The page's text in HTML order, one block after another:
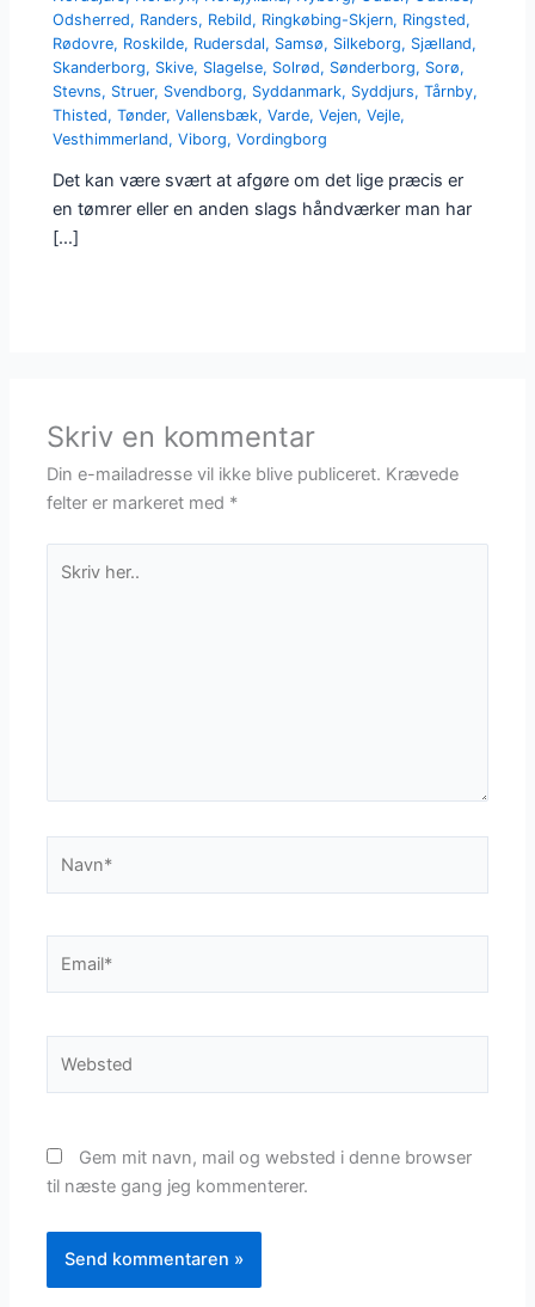
Odsherred, Randers, Rebild, Ringkøbing-Skjern, Ringsted,
Rødovre, Roskilde, Rudersdal, Samsø, Silkeborg, Sjælland,
Skanderborg, Skive, Slagelse, Solrød, Sønderborg, Sorø,
Stevns, Struer, Svendborg, Syddanmark, Syddjurs,Tårnby,
Thisted,Tønder,Vallensbæk,Varde,Vejen,Vejle,
Vesthimmerland,Viborg,Vordingborg
Det kan være svært at afgøre om det lige præcis er
en tømrer eller en anden slags håndværker man har
[…]
Skriv en kommentar
Din e-mailadresse vil ikke blive publiceret. Krævede
felter er markeret med *
her..
Gem mit navn, mail og websted i denne browser
til næste gang jeg kommenterer.